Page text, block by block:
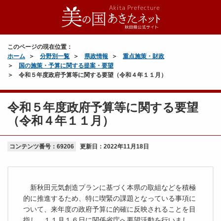
このページの現在位置：
ホーム
分野別一覧 県政情報
重点施策・財政
国の施策・予算に関する提案・要望
令和５年度政府予算等に関する要望（令和４年１１月）
令和５年度政府予算等に関する要望
（令和４年１１月）
コンテンツ番号：69206 更新日： 2022年11月18日
新秋田元気創造プランに基づく本県の取組などを積極
的に推進するため、特に喫緊の課題となっている事項に
ついて、来年度の政府予算に的確に反映されることを目